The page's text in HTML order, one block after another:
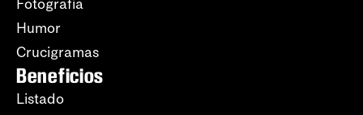
Fotografía
Humor
Crucigramas
Beneficios
Listado